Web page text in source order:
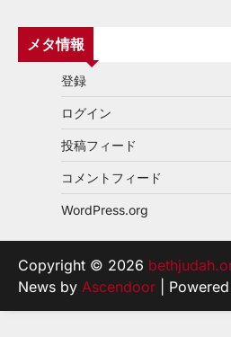
メタ情報
登録
ログイン
投稿フィード
コメントフィード
WordPress.org
Copyright © 2026
News by Ascendoor |